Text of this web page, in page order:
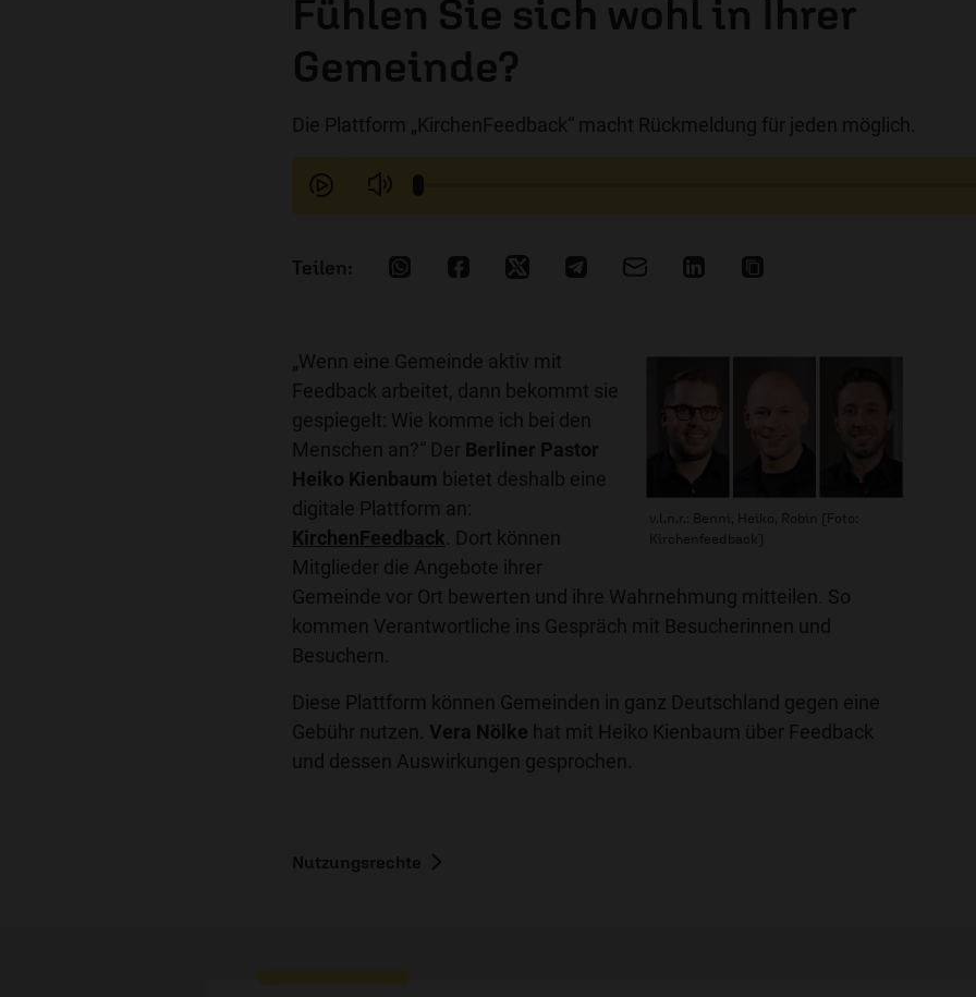
Fühlen Sie sich wohl in Ihrer
Gemeinde?
Die Plattform „KirchenFeedback“ macht Rückmeldung für jeden möglich.
v.l.n.r.: Benni, Heiko, Robin (Foto:
Kirchenfeedback)
„Wenn eine Gemeinde aktiv mit
Feedback arbeitet, dann bekommt sie
gespiegelt: Wie komme ich bei den
Menschen an?“ Der Berliner Pastor
Heiko Kienbaum bietet deshalb eine
digitale Plattform an:
KirchenFeedback . Dort können
Mitglieder die Angebote ihrer
Gemeinde vor Ort bewerten und ihre Wahrnehmung mitteilen. So
kommen Verantwortliche ins Gespräch mit Besucherinnen und
Besuchern.
Diese Plattform können Gemeinden in ganz Deutschland gegen eine
Gebühr nutzen. Vera Nölke hat mit Heiko Kienbaum über Feedback
und dessen Auswirkungen gesprochen.
Nutzungsrechte